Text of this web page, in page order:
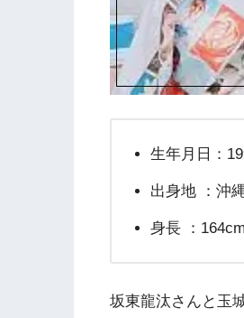
生年月日：
出身地 ：沖
身長 ：164cm
坂東龍汰さんと玉